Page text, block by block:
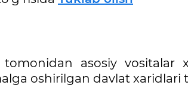
asosiy vositalar
oshirilgan davlat xaridlari